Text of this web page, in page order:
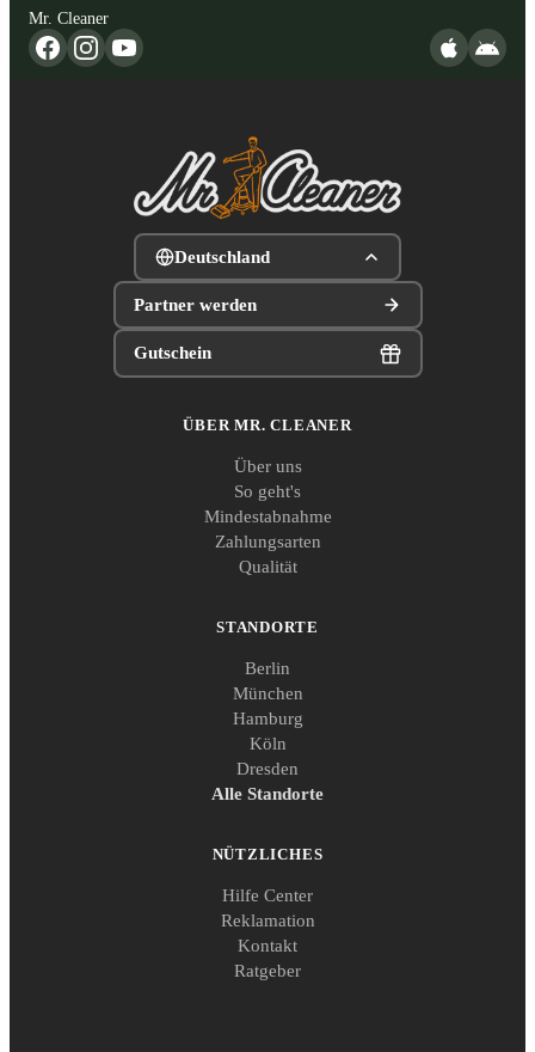
Mr. Cleaner
Deutschland
Partner werden
Gutschein
ÜBER MR. CLEANER
Über uns
So geht's
Mindestabnahme
Zahlungsarten
Qualität
STANDORTE
Berlin
München
Hamburg
Köln
Dresden
Alle Standorte
NÜTZLICHES
Hilfe Center
Reklamation
Kontakt
Ratgeber